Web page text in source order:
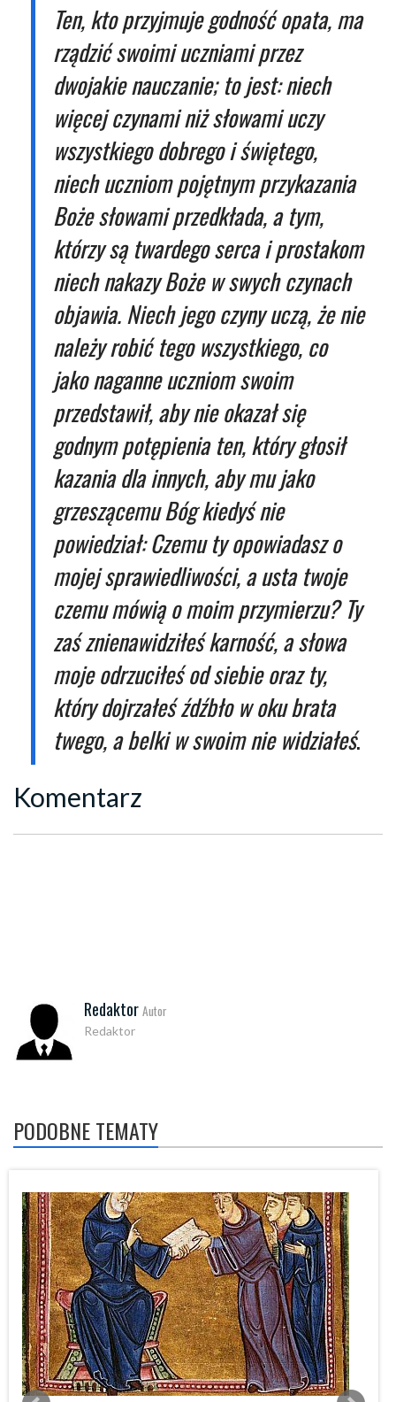
Ten, kto przyjmuje godność opata, ma
rządzić swoimi uczniami przez
dwojakie nauczanie; to jest: niech
więcej czynami niż słowami uczy
wszystkiego dobrego i świętego,
niech uczniom pojętnym przykazania
Boże słowami przedkłada, a tym,
którzy są twardego serca i prostakom
niech nakazy Boże w swych czynach
objawia. Niech jego czyny uczą, że nie
należy robić tego wszystkiego, co
jako naganne uczniom swoim
przedstawił, aby nie okazał się
godnym potępienia ten, który głosił
kazania dla innych, aby mu jako
grzeszącemu Bóg kiedyś nie
powiedział: Czemu ty opowiadasz o
mojej sprawiedliwości, a usta twoje
czemu mówią o moim przymierzu? Ty
zaś znienawidziłeś karność, a słowa
moje odrzuciłeś od siebie oraz ty,
który dojrzałeś źdźbło w oku brata
twego, a belki w swoim nie widziałeś.
Komentarz
Redaktor Autor
Redaktor
PODOBNE TEMATY